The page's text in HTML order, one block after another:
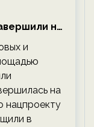
на
срока —
и
на
нацпроекту
в